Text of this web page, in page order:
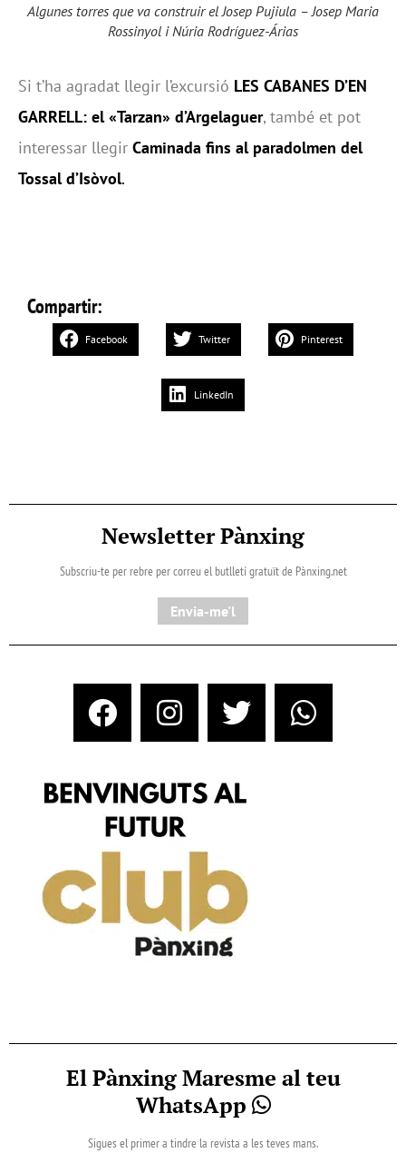
Algunes torres que va construir el Josep Pujiula – Josep Maria
Rossinyol i Núria Rodríguez-Árias
Si t’ha agradat llegir l’excursió LES CABANES D’EN
GARRELL: el «Tarzan» d’Argelaguer, també et pot
interessar llegir Caminada fins al paradolmen del
Tossal d’Isòvol.
Compartir:
Facebook Twitter Pinterest
LinkedIn
Newsletter Pànxing
Subscriu-te per rebre per correu el butlletí gratuït de Pànxing.net​
Envia-me'l
El Pànxing Maresme al teu
WhatsApp
Sigues el primer a tindre la revista a les teves mans.